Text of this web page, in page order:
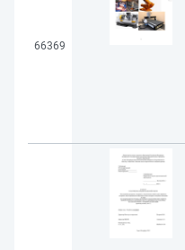
66369